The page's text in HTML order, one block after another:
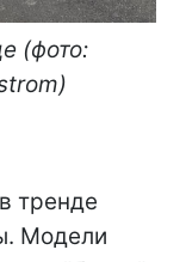
(фото:
тренде
Модели